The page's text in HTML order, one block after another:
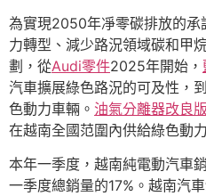
為實現2050年凈零碳排放的承
力轉型、減少路況領域碳和甲
劃，從Audi零件2025年開始，
汽車擴展綠色路況的可及性，
色動力車輛。 油氣分離器改良版
在越南全國范圍內供給綠色動
本年一季度，越南純電動汽車
一季度總銷量的17%。越南汽